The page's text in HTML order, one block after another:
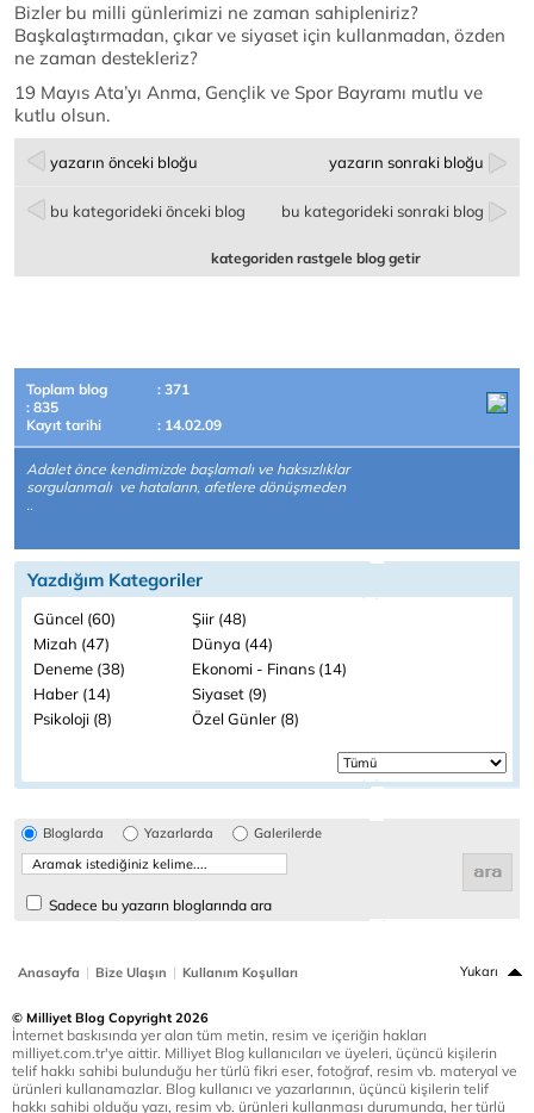
Bizler bu milli günlerimizi ne zaman sahipleniriz?
Başkalaştırmadan, çıkar ve siyaset için kullanmadan, özden
ne zaman destekleriz?
19 Mayıs Ata’yı Anma, Gençlik ve Spor Bayramı mutlu ve
kutlu olsun.
yazarın önceki bloğu yazarın sonraki bloğu
bu kategorideki önceki blog bu kategorideki sonraki blog
kategoriden rastgele blog getir
Toplam blog
: 371
: 835
Kayıt tarihi
: 14.02.09
Adalet önce kendimizde başlamalı ve haksızlıklar
sorgulanmalı ve hataların, afetlere dönüşmeden
..
Yazdığım Kategoriler
Güncel (60)
Şiir (48)
Mizah (47)
Dünya (44)
Deneme (38)
Ekonomi - Finans (14)
Haber (14)
Siyaset (9)
Psikoloji (8)
Özel Günler (8)
Bloglarda Yazarlarda Galerilerde
Sadece bu yazarın bloglarında ara
Anasayfa | Bize Ulaşın | Kullanım Koşulları Yukarı
© Milliyet Blog Copyright 2026
İnternet baskısında yer alan tüm metin, resim ve içeriğin hakları
milliyet.com.tr'ye aittir. Milliyet Blog kullanıcıları ve üyeleri, üçüncü kişilerin
telif hakkı sahibi bulunduğu her türlü fikri eser, fotoğraf, resim vb. materyal ve
ürünleri kullanamazlar. Blog kullanıcı ve yazarlarının, üçüncü kişilerin telif
hakkı sahibi olduğu yazı, resim vb. ürünleri kullanması durumunda, her türlü